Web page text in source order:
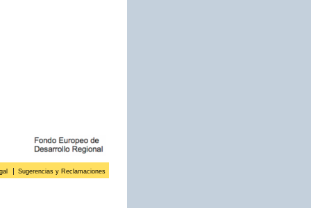
Sugerencias y Reclamaciones